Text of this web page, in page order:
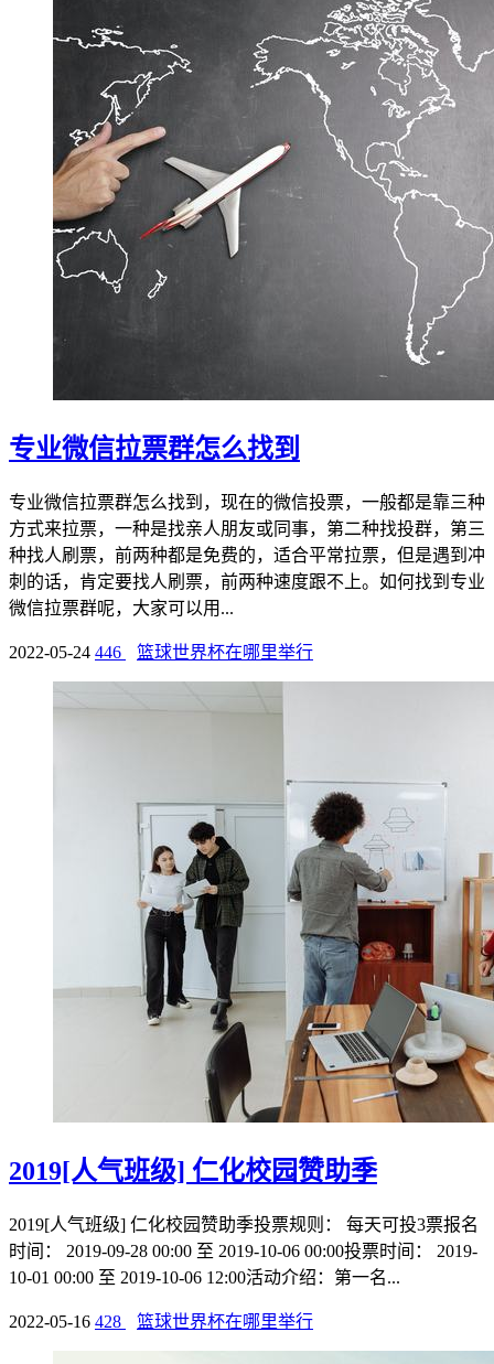
专业微信拉票群怎么找到
专业微信拉票群怎么找到，现在的微信投票，一般都是靠三种
方式来拉票，一种是找亲人朋友或同事，第二种找投群，第三
种找人刷票，前两种都是免费的，适合平常拉票，但是遇到冲
刺的话，肯定要找人刷票，前两种速度跟不上。如何找到专业
微信拉票群呢，大家可以用...
2022-05-24 446 篮球世界杯在哪里举行
2019[人气班级] 仁化校园赞助季
2019[人气班级] 仁化校园赞助季投票规则： 每天可投3票报名
时间： 2019-09-28 00:00 至 2019-10-06 00:00投票时间： 2019-
10-01 00:00 至 2019-10-06 12:00活动介绍：第一名...
2022-05-16 428 篮球世界杯在哪里举行